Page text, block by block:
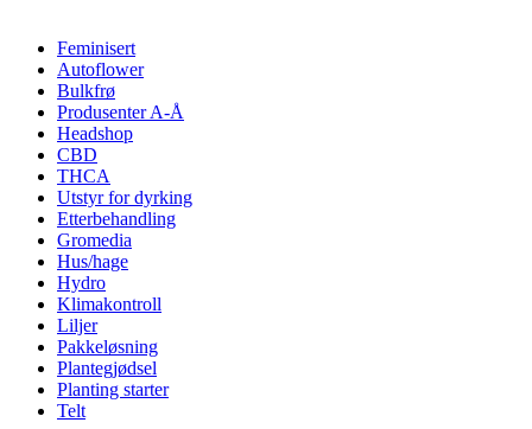
Feminisert
Autoflower
Bulkfrø
Produsenter A-Å
Headshop
CBD
THCA
Utstyr for dyrking
Etterbehandling
Gromedia
Hus/hage
Hydro
Klimakontroll
Liljer
Pakkeløsning
Plantegjødsel
Planting starter
Telt